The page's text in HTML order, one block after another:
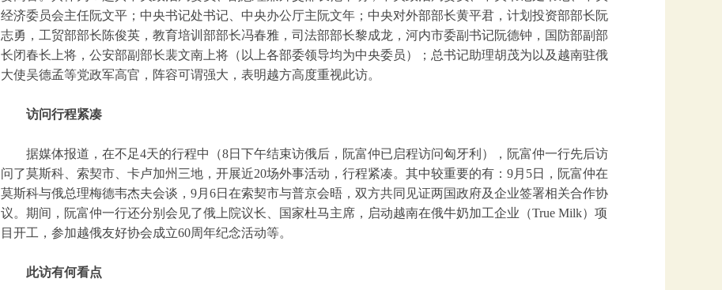
经济委员会主任阮文平；中央书记处书记、中央办公厅主阮文年；中央对外部部长黄平君，计划投资部部长阮
志勇，工贸部部长陈俊英，教育培训部部长冯春雅，司法部部长黎成龙，河内市委副书记阮德钟，国防部副部
长闭春长上将，公安部副部长裴文南上将（以上各部委领导均为中央委员）；总书记助理胡茂为以及越南驻俄
大使吴德孟等党政军高官，阵容可谓强大，表明越方高度重视此访。
访问行程紧凑
据媒体报道，在不足4天的行程中（8日下午结束访俄后，阮富仲已启程访问匈牙利），阮富仲一行先后访
问了莫斯科、索契市、卡卢加州三地，开展近20场外事活动，行程紧凑。其中较重要的有：9月5日，阮富仲在
莫斯科与俄总理梅德韦杰夫会谈，9月6日在索契市与普京会晤，双方共同见证两国政府及企业签署相关合作协
议。期间，阮富仲一行还分别会见了俄上院议长、国家杜马主席，启动越南在俄牛奶加工企业（True Milk）项
目开工，参加越俄友好协会成立60周年纪念活动等。
此访有何看点